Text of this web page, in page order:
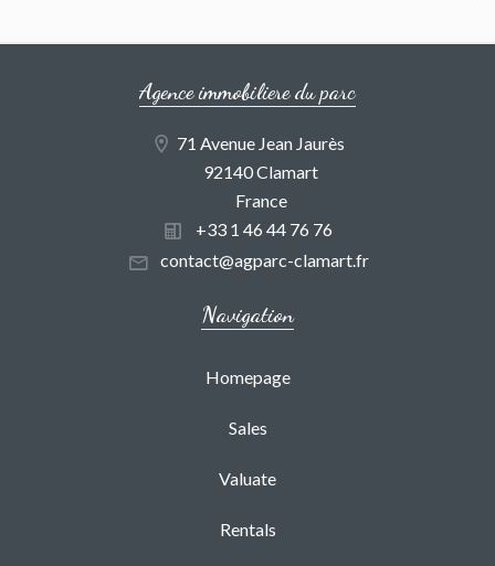
Agence immobiliere du parc
71 Avenue Jean Jaurès
92140 Clamart
France
+33 1 46 44 76 76
contact@agparc-clamart.fr
Navigation
Homepage
Sales
Valuate
Rentals